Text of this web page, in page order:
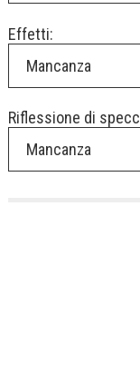
Effetti:
Mancanza
Riflessione di
Mancanza